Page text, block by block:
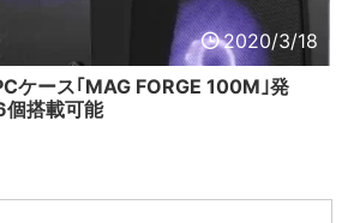
2020/3/18
ケース｢MAG FORGE 100M｣発
個搭載可能